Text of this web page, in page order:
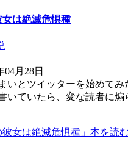
は絶滅危惧種
04月28日
いとツイッターを始めて
いていたら、変な読者に
女は絶滅危惧種」本を読